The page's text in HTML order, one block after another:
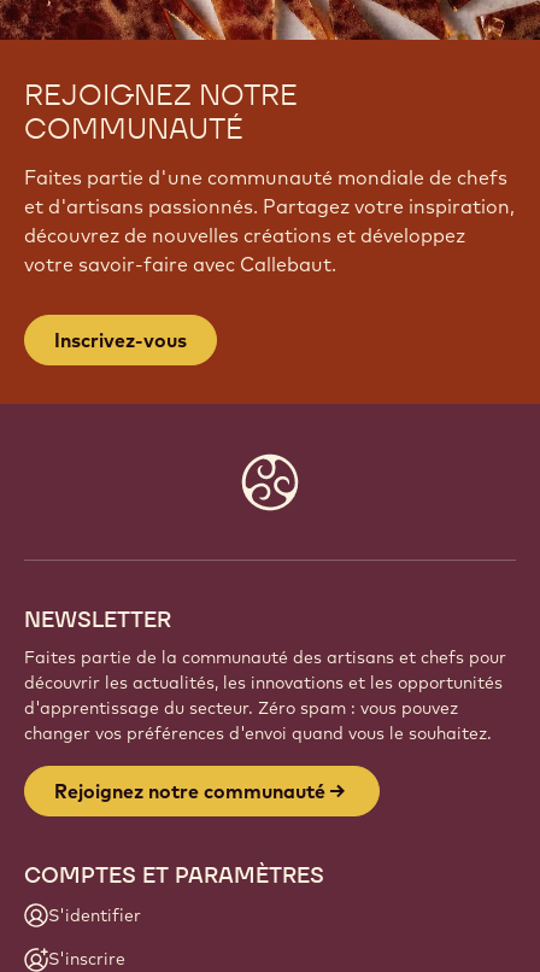
REJOIGNEZ NOTRE
COMMUNAUTÉ
Faites partie d'une communauté mondiale de chefs
et d'artisans passionnés. Partagez votre inspiration,
découvrez de nouvelles créations et développez
votre savoir-faire avec Callebaut.
Inscrivez-vous
NEWSLETTER
Faites partie de la communauté des artisans et chefs pour
découvrir les actualités, les innovations et les opportunités
d'apprentissage du secteur. Zéro spam : vous pouvez
changer vos préférences d'envoi quand vous le souhaitez.
Rejoignez notre communauté
COMPTES ET PARAMÈTRES
S'identifier
S'inscrire